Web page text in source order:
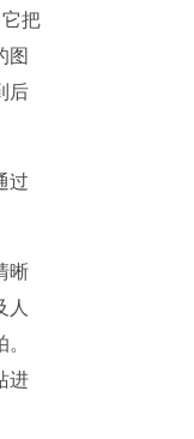
把
图
后
过
晰
人
进